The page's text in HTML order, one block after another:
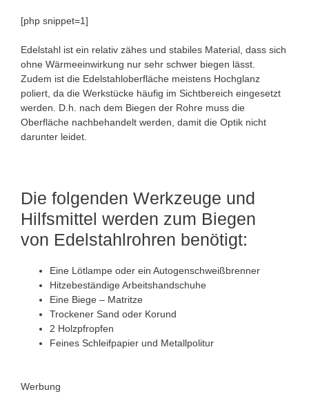
[php snippet=1]
Edelstahl ist ein relativ zähes und stabiles Material, dass sich
ohne Wärmeeinwirkung nur sehr schwer biegen lässt.
Zudem ist die Edelstahloberfläche meistens Hochglanz
poliert, da die Werkstücke häufig im Sichtbereich eingesetzt
werden. D.h. nach dem Biegen der Rohre muss die
Oberfläche nachbehandelt werden, damit die Optik nicht
darunter leidet.
Die folgenden Werkzeuge und
Hilfsmittel werden zum Biegen
von Edelstahlrohren benötigt:
Eine Lötlampe oder ein Autogenschweißbrenner
Hitzebeständige Arbeitshandschuhe
Eine Biege – Matritze
Trockener Sand oder Korund
2 Holzpfropfen
Feines Schleifpapier und Metallpolitur
Werbung